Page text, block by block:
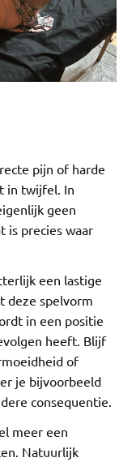
pijn of harde
in twijfel. In
geen
is precies waar
een lastige
deze spelvorm
in een positie
heeft. Blijf
of
je bijvoorbeeld
consequentie.
meer een
Natuurlijk